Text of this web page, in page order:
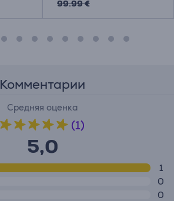
99.99 €
Комментарии
Средняя оценка
(1)
5,0
1
0
0